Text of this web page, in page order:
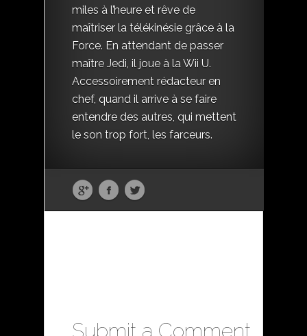
miles à l’heure et rêve de
maîtriser la télékinésie grâce à la
Force. En attendant de passer
maître Jedi, il joue à la Wii U.
Accessoirement rédacteur en
chef, quand il arrive à se faire
entendre des autres, qui mettent
le son trop fort, les farceurs.
Submit a Comment